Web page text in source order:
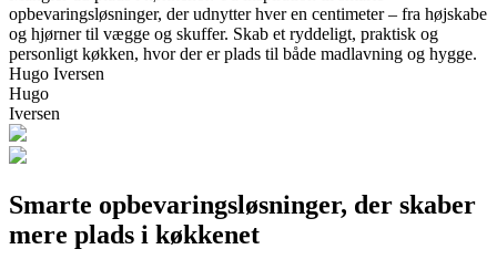
opbevaringsløsninger, der udnytter hver en centimeter – fra højskabe
og hjørner til vægge og skuffer. Skab et ryddeligt, praktisk og
personligt køkken, hvor der er plads til både madlavning og hygge.
Hugo Iversen
Hugo
Iversen
Smarte opbevaringsløsninger, der skaber
mere plads i køkkenet